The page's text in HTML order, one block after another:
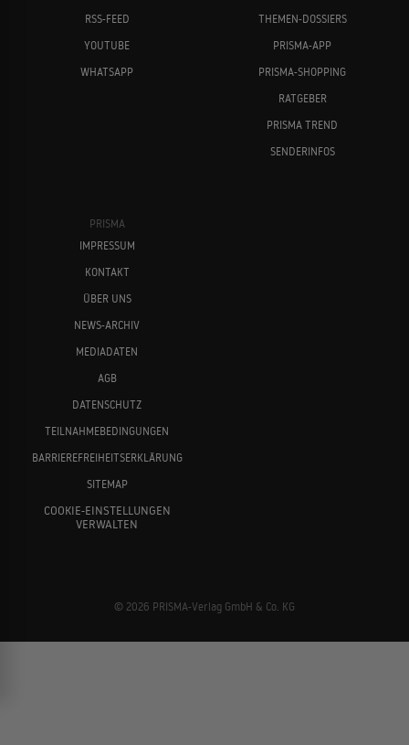
RSS-FEED
YOUTUBE
WHATSAPP
THEMEN-DOSSIERS
PRISMA-APP
PRISMA-SHOPPING
RATGEBER
PRISMA TREND
SENDERINFOS
PRISMA
IMPRESSUM
KONTAKT
ÜBER UNS
NEWS-ARCHIV
MEDIADATEN
AGB
DATENSCHUTZ
TEILNAHMEBEDINGUNGEN
BARRIEREFREIHEITSERKLÄRUNG
SITEMAP
COOKIE-EINSTELLUNGEN
VERWALTEN
© 2026 PRISMA-Verlag GmbH & Co. KG